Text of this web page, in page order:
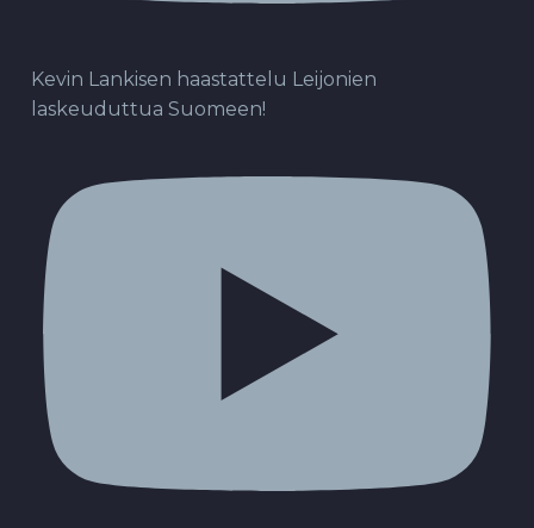
Kevin Lankisen haastattelu Leijonien
laskeuduttua Suomeen!